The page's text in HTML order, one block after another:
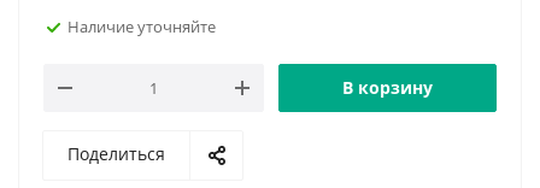
Наличие уточняйте
В корзину
Поделиться